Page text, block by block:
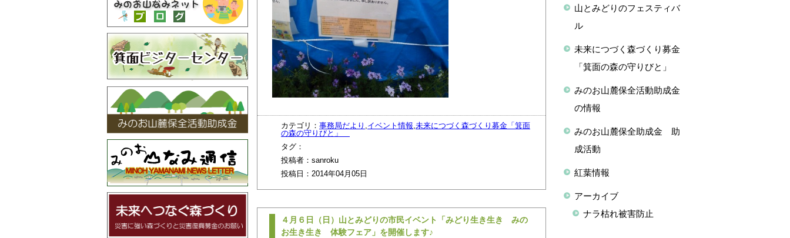
カテゴリ： 事務局だより イベント情報 未来につづく森づくり募金「箕面
の森の守りびと」
タグ：
投稿者：sanroku
投稿日：2014年04月05日
４月６日（日）山とみどりの市民イベント「みどり生き生き みの
お生き生き 体験フェア」を開催します♪
山とみどりのフェスティバ
ル
未来につづく森づくり募金
「箕面の森の守りびと」
みのお山麓保全活動助成金
の情報
みのお山麓保全助成金 助
成活動
紅葉情報
アーカイブ
ナラ枯れ被害防止